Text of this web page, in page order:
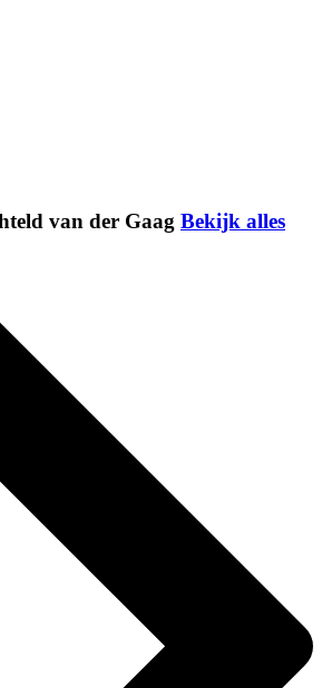
van der Gaag Bekijk alles